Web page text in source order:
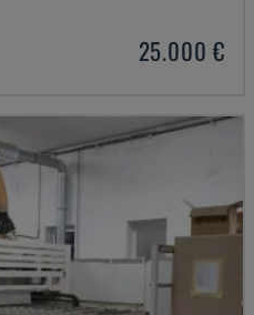
25.000 €